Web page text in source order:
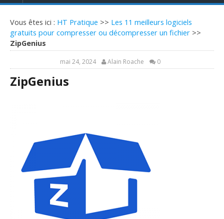
Vous êtes ici : HT Pratique >> Les 11 meilleurs logiciels
gratuits pour compresser ou décompresser un fichier >>
ZipGenius
mai 24, 2024 Alain Roache 0
ZipGenius